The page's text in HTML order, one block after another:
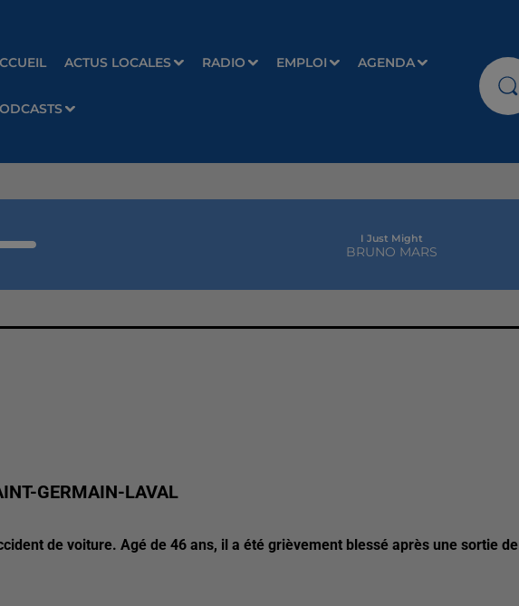
ACTUS LOCALES RADIO EMPLOI AGENDA
I Just Might
BRUNO MARS
GERMAIN-LAVAL
de voiture. Agé de 46 ans, il a été grièvement blessé après une sortie de